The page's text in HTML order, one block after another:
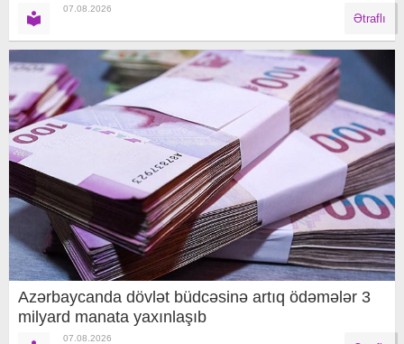
07.08.2026
Ətraflı
Azərbaycanda dövlət büdcəsinə artıq ödəmələr 3
milyard manata yaxınlaşıb
07.08.2026